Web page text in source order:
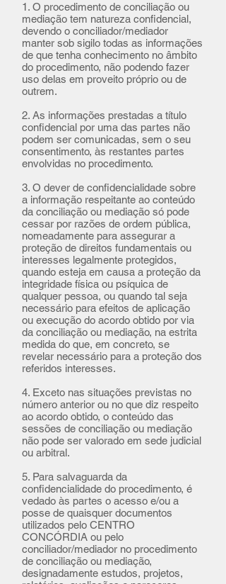
1. O procedimento de conciliação ou
mediação tem natureza confidencial,
devendo o conciliador/mediador
manter sob sigilo todas as informações
de que tenha conhecimento no âmbito
do procedimento, não podendo fazer
uso delas em proveito próprio ou de
outrem.
2. As informações prestadas a título
confidencial por uma das partes não
podem ser comunicadas, sem o seu
consentimento, às restantes partes
envolvidas no procedimento.
3. O dever de confidencialidade sobre
a informação respeitante ao conteúdo
da conciliação ou mediação só pode
cessar por razões de ordem pública,
nomeadamente para assegurar a
proteção de direitos fundamentais ou
interesses legalmente protegidos,
quando esteja em causa a proteção da
integridade física ou psíquica de
qualquer pessoa, ou quando tal seja
necessário para efeitos de aplicação
ou execução do acordo obtido por via
da conciliação ou mediação, na estrita
medida do que, em concreto, se
revelar necessário para a proteção dos
referidos interesses.
4. Exceto nas situações previstas no
número anterior ou no que diz respeito
ao acordo obtido, o conteúdo das
sessões de conciliação ou mediação
não pode ser valorado em sede judicial
ou arbitral.
5. Para salvaguarda da
confidencialidade do procedimento, é
vedado às partes o acesso e/ou a
posse de quaisquer documentos
utilizados pelo CENTRO
CONCÓRDIA ou pelo
conciliador/mediador no procedimento
de conciliação ou mediação,
designadamente estudos, projetos,